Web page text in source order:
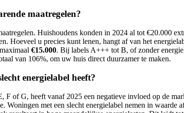
maatregelen?
Huishoudens konden in 2024 al tot
Hoeveel u precies kunt lenen, hangt af van het
€15.000. Bij labels A+++ tot B, of zonder
van 106%, om uw huis direct duurzamer te maken.
energielabel heeft?
F of G, heeft vanaf 2025 een negatieve invloed op de
Woningen met een slecht energielabel nemen in